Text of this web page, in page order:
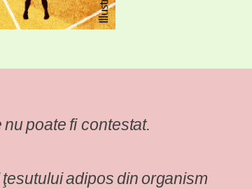
nupoate ficontestat.
ţesutuluiadiposdinorganism